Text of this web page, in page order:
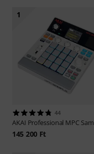
1
44
AKAI Professional MPC
145 200 Ft